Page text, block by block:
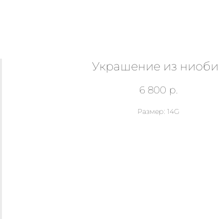
Украшение из
6 800 р.
Размер: 14G